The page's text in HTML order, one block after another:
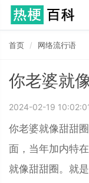
首页 网络流行语
你老婆就
2024-02-19
你老婆就像甜甜
面，当年加内特
就像甜甜圈。就